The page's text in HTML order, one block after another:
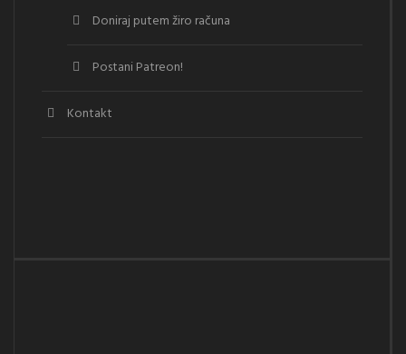
Doniraj putem žiro računa
Postani Patreon!
Kontakt